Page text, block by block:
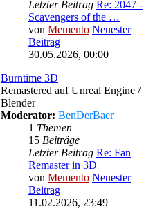
Letzter Beitrag Re: 2047 -
Scavengers of the …
von Memento Neuester
Beitrag
30.05.2026, 00:00
Burntime 3D
Remastered auf Unreal Engine /
Blender
Moderator: BenDerBaer
1 Themen
15 Beiträge
Letzter Beitrag Re: Fan
Remaster in 3D
von Memento Neuester
Beitrag
11.02.2026, 23:49